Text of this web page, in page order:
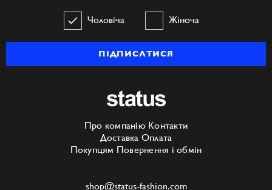
Чоловіча Жіноча
ПІДПИСАТИСЯ
Про компанію Контакти
Доставка Оплата
Покупцям Повернення і обмін
shop@status-fashion.com